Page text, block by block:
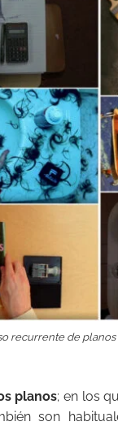
recurrente de
planos; en los
son